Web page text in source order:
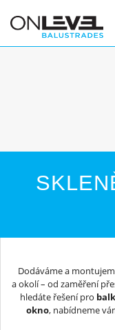
Dodáváme a
a okolí – od zaměření
hledáte řešení pro
okno, nabídneme